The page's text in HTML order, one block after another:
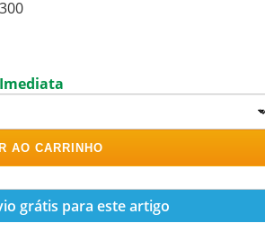
AO CARRINHO
grátis para este artigo